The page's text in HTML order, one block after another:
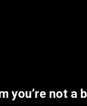
you’re not a